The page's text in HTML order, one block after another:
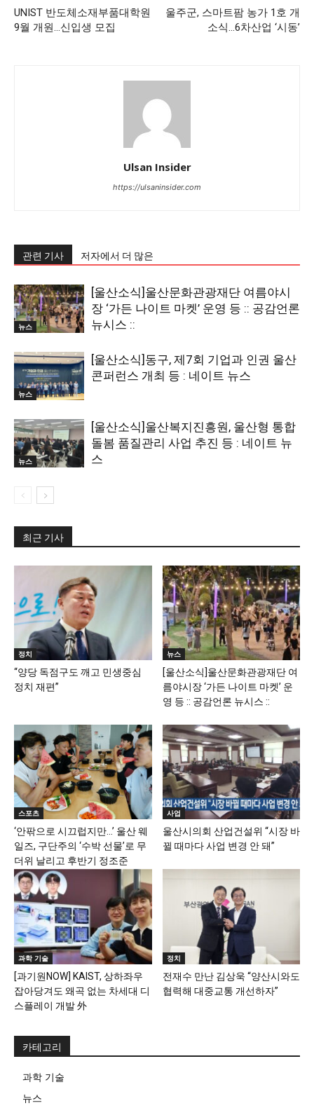
UNIST 반도체소재부품대학원
9월 개원…신입생 모집
울주군, 스마트팜 농가 1호 개
소식…6차산업 ‘시동’
Ulsan Insider
https://ulsaninsider.com
관련 기사 저자에서 더 많은
뉴스
[울산소식]울산문화관광재단 여름야시
장 ‘가든 나이트 마켓’ 운영 등 :: 공감언론
뉴시스 ::
뉴스
[울산소식]동구, 제7회 기업과 인권 울산
콘퍼런스 개최 등 : 네이트 뉴스
뉴스
[울산소식]울산복지진흥원, 울산형 통합
돌봄 품질관리 사업 추진 등 : 네이트 뉴
스
최근 기사
정치
“양당 독점구도 깨고 민생중심
정치 재편”
뉴스
[울산소식]울산문화관광재단 여
름야시장 ‘가든 나이트 마켓’ 운
영 등 :: 공감언론 뉴시스 ::
스포츠
‘안팎으로 시끄럽지만…’ 울산 웨
일즈, 구단주의 ‘수박 선물’로 무
더위 날리고 후반기 정조준
사업
울산시의회 산업건설위 “시장 바
뀔 때마다 사업 변경 안 돼”
과학 기술
[과기원NOW] KAIST, 상하좌우
잡아당겨도 왜곡 없는 차세대 디
스플레이 개발 外
정치
전재수 만난 김상욱 “양산시와도
협력해 대중교통 개선하자”
카테고리
과학 기술
뉴스